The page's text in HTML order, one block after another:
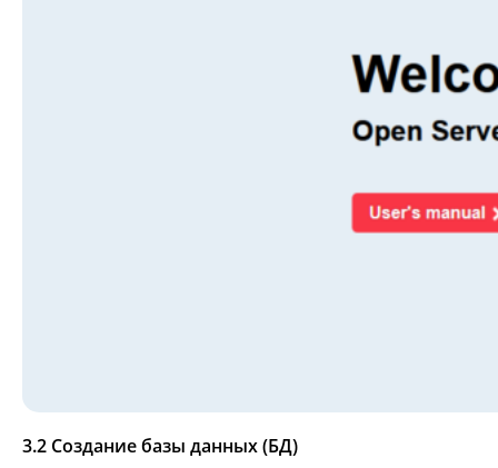
3.2 Создание базы данных (БД)